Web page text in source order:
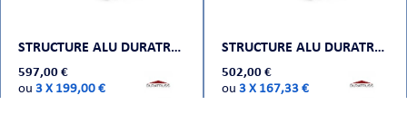
STRUCTURE ALU DURATRUSS DT 33-500
597,00 €
ou 3 X 199,00 €
STRUCTURE ALU DURATRUSS DT 33-400
502,00 €
ou 3 X 167,33 €